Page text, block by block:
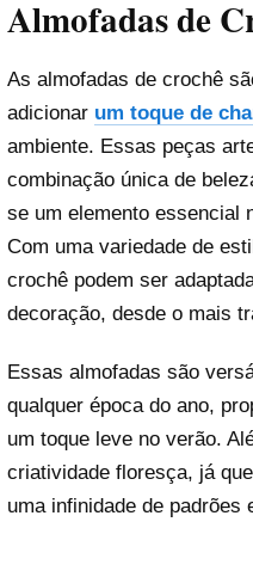
Almofadas de
As almofadas de crochê
adicionar um toque de
ambiente. Essas peças
combinação única de
se um elemento essencial
Com uma variedade de
crochê podem ser
decoração, desde o mais
Essas almofadas são
qualquer época do ano,
um toque leve no verão.
criatividade floresça, já
uma infinidade de padrões